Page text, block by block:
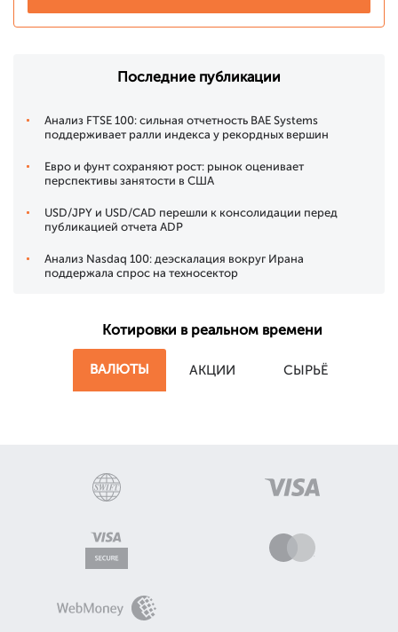
Последние публикации
Анализ FTSE 100: сильная отчетность BAE Systems
поддерживает ралли индекса у рекордных вершин
Евро и фунт сохраняют рост: рынок оценивает
перспективы занятости в США
USD/JPY и USD/CAD перешли к консолидации перед
публикацией отчета ADP
Анализ Nasdaq 100: деэскалация вокруг Ирана
поддержала спрос на техносектор
Котировки в реальном времени
ВАЛЮТЫ АКЦИИ СЫРЬЁ